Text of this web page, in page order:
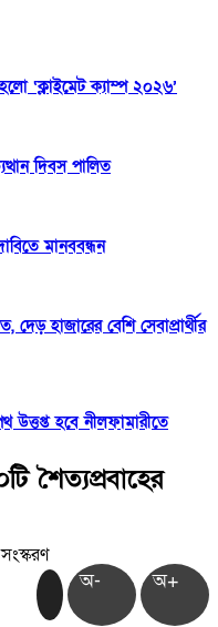
‘ক্লাইমেট ক্যাম্প ২০২৬’
দিবস পালিত
মানববন্ধন
দেড় হাজারের বেশি সেবাপ্রার্থীর
হবে নীলফামারীতে
শৈত্যপ্রবাহের
অ- অ+